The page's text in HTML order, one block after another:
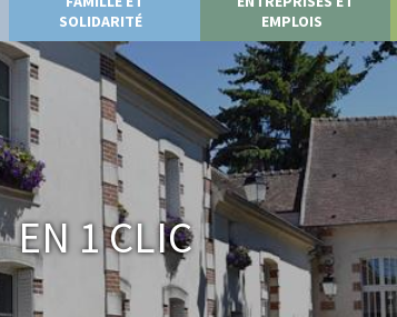
SOLIDARITÉ
EMPLOIS
En 1 clic